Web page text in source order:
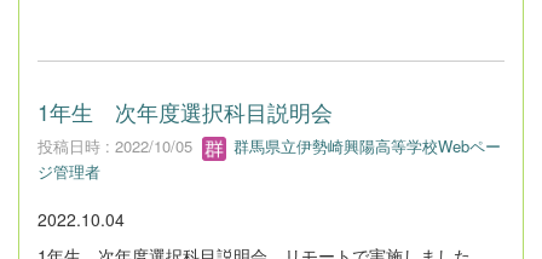
1年生 次年度選択科目説明会
投稿日時 : 2022/10/05
群馬県立伊勢崎興陽高等学校Webペー
ジ管理者
2022.10.04